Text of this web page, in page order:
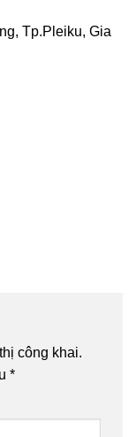
Tp.Pleiku, Gia
công khai.
*